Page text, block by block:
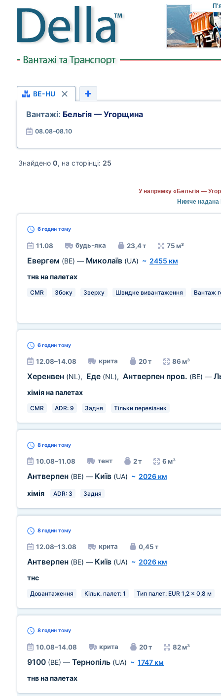
BE-HU
Вантажі: Бельгія — Угорщина
08.08–08.10
Знайдено 0, на сторінці: 25
У напрямку «Бельгія —
Нижче надана
6 годин тому
11.08 будь-яка 23,4 т 75 м³
Евергем (BE) — Миколаїв (UA) ~ 2455 км
тнв на палетах
CMR Збоку Зверху Швидке вивантаження Вантаж
6 годин тому
12.08–14.08 крита 20 т 86 м³
Херенвен (NL), Еде (NL), Антверпен пров. (BE) —
хімія на палетах
CMR ADR: 9 Задня Тільки перевізник
8 годин тому
10.08–11.08 тент 2 т 6 м³
Антверпен (BE) — Київ (UA) ~ 2026 км
хімія
ADR: 3 Задня
8 годин тому
12.08–13.08 крита 0,45 т
Антверпен (BE) — Київ (UA) ~ 2026 км
тнс
Довантаження Кільк. палет: 1 Тип палет: EUR 1,2 x 0,8 м
8 годин тому
10.08–14.08 крита 20 т 82 м³
9100 (BE) — Тернопіль (UA) ~ 1747 км
тнв на палетах